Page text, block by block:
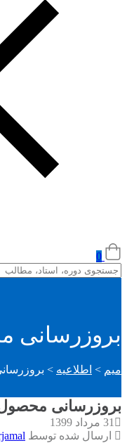
0
بروزرسانی
میم > اطلاعیه >
بروزرسانی
31 مرداد 1399
ارسال شده توسط